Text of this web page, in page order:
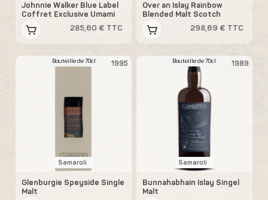
Johnnie Walker Blue Label
Coffret Exclusive Umami
285,60 € TTC
Over an Islay Rainbow
Blended Malt Scotch
298,69 € TTC
1995
Bouteille de 70cl
Samaroli
Glenburgie Speyside Single
Malt
1989
Bouteille de 70cl
Samaroli
Bunnahabhain Islay Singel
Malt